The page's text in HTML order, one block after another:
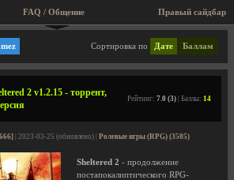
FAQ / Общение
игры, аркады, старые игры!
Сортировка по Дате Баллам
2 v1.2.15 - торрент,
Рейтинг: 7.0 (3) | Баллы: 14
| 2023-03-25 (обновлено) | Ролевые игры (RPG) (3505)
Sheltered 2 - продолжение
постапокалиптического RPG-